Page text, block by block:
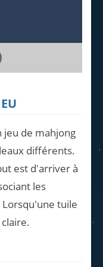
jeu de mahjong
différents.
est d'arriver à
les
tuile